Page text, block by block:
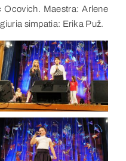
Ocovich. Maestra: Arlene
simpatia: Erika Puž.